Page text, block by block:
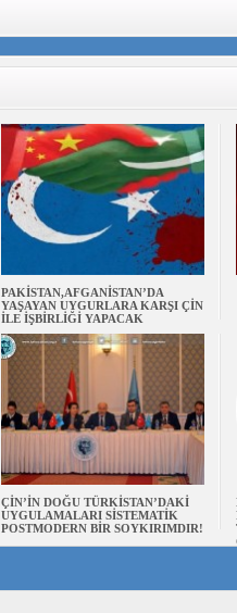
PAKİSTAN,AFGANİSTAN’DA
YAŞAYAN UYGURLARA KARŞI ÇİN
İLE İŞBİRLİĞİ YAPACAK
ÇİN’İN DOĞU TÜRKİSTAN’DAKİ
UYGULAMALARI SİSTEMATİK
POSTMODERN BİR SOYKIRIMDIR!